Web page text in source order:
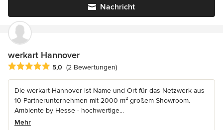
Nachricht
werkart Hannover
Durchschnittliche Bewertung: 5 von 5 Sternen
5,0 (2 Bewertungen)
Die werkart-Hannover ist Name und Ort für das Netzwerk aus
10 Partnerunternehmen mit 2000 m² großem Showroom.
Ambiente by Hesse - hochwertige...
Mehr